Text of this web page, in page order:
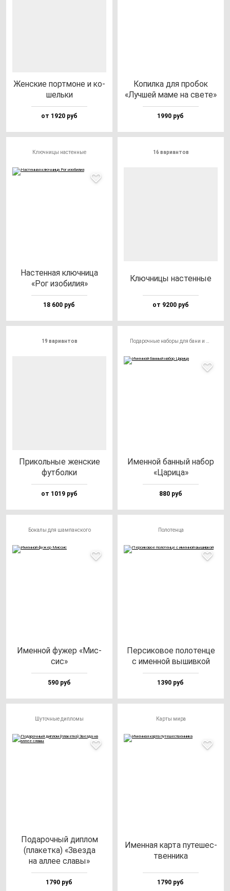
Жен­ские пор­тмо­не и ко­
шель­ки
от 1920 руб
Копил­ка для про­бок
«Луч­шей ма­ме на све­те»
1990 руб
Ключницы настенные
Нас­тен­ная ключ­ни­ца
«Рог изо­би­лия»
18 600 руб
16 вариантов
Ключ­ни­цы нас­тен­ные
от 9200 руб
19 вариантов
При­коль­ные жен­ские
фут­бол­ки
от 1019 руб
Имен­ной бан­ный на­бор
«Цари­ца»
880 руб
Бокалы для шампанского
Имен­ной фу­жер «Мис­
сис»
590 руб
Полотенца
Пер­си­ко­вое по­ло­тен­це
с имен­ной вы­шив­кой
1390 руб
Шуточные дипломы
Пода­роч­ный дип­лом
(пла­кет­ка) «Звез­да
на ал­лее сла­вы»
1790 руб
Карты мира
Имен­ная кар­та пу­те­шес­
твен­ни­ка
1790 руб